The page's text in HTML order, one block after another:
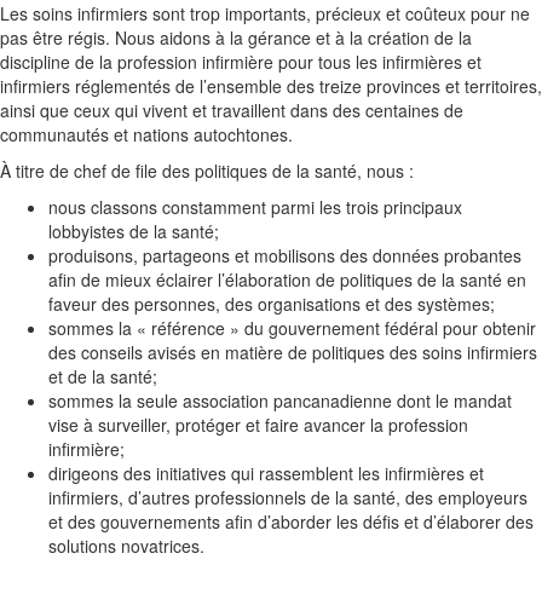
Les soins infirmiers sont trop importants, précieux et coûteux pour ne
pas être régis. Nous aidons à la gérance et à la création de la
discipline de la profession infirmière pour tous les infirmières et
infirmiers réglementés de l’ensemble des treize provinces et territoires,
ainsi que ceux qui vivent et travaillent dans des centaines de
communautés et nations autochtones.
À titre de chef de file des politiques de la santé, nous :
nous classons constamment parmi les trois principaux
lobbyistes de la santé;
produisons, partageons et mobilisons des données probantes
afin de mieux éclairer l’élaboration de politiques de la santé en
faveur des personnes, des organisations et des systèmes;
sommes la « référence » du gouvernement fédéral pour obtenir
des conseils avisés en matière de politiques des soins infirmiers
et de la santé;
sommes la seule association pancanadienne dont le mandat
vise à surveiller, protéger et faire avancer la profession
infirmière;
dirigeons des initiatives qui rassemblent les infirmières et
infirmiers, d’autres professionnels de la santé, des employeurs
et des gouvernements afin d’aborder les défis et d’élaborer des
solutions novatrices.